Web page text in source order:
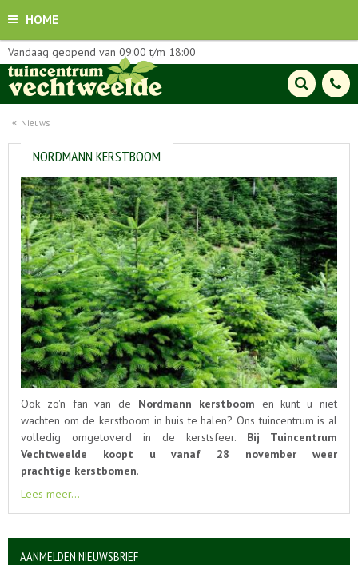
HOME
Nieuws
Vandaag geopend van 09:00 t/m 18:00
NORDMANN KERSTBOOM
Ook zo'n fan van de Nordmann kerstboom en kunt u niet
wachten om de kerstboom in huis te halen? Ons tuincentrum is al
volledig omgetoverd in de kerstsfeer. Bij Tuincentrum
Vechtweelde koopt u vanaf 28 november weer
prachtige kerstbomen.
Lees meer...
AANMELDEN NIEUWSBRIEF